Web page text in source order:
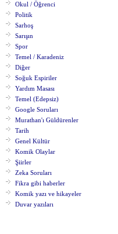
Okul / Öğrenci
Politik
Sarhoş
Sarışın
Spor
Temel / Karadeniz
Diğer
Soğuk Espiriler
Yardım Masası
Temel (Edepsiz)
Google Soruları
Murathan'ı Güldürenler
Tarih
Genel Kültür
Komik Olaylar
Şiirler
Zeka Soruları
Fikra gibi haberler
Komik yazı ve hikayeler
Duvar yazıları